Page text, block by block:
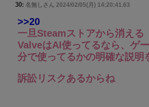
30: 名無しさん 2024/02/05(月) 14:20:41.63
>>20
一旦Steamストアから消える
ValveはAI使ってるなら、ゲ
分で使ってるかの明確な説明
訴訟リスクあるからね